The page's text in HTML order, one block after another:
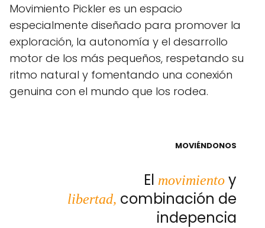
Movimiento Pickler es un espacio
especialmente diseñado para promover la
exploración, la autonomía y el desarrollo
motor de los más pequeños, respetando su
ritmo natural y fomentando una conexión
genuina con el mundo que los rodea.
MOVIÉNDONOS
El movimiento y
libertad, combinación de
indepencia